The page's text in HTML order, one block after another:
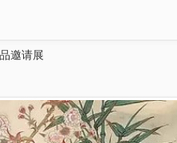
邀请展